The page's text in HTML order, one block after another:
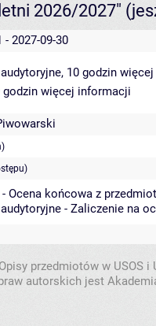
2026/2027"
- 2027-09-30
10 godzin
godzin więcej informacji
Ocena końcowa z
- Zaliczenie na
Opisy przedmiotów w USOS
autorskich jest